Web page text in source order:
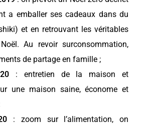
a emballer ses cadeaux dans du
et en retrouvant les véritables
Au revoir surconsommation,
de partage en famille ;
: entretien de la maison et
une maison saine, économe et
: zoom sur l’alimentation, on